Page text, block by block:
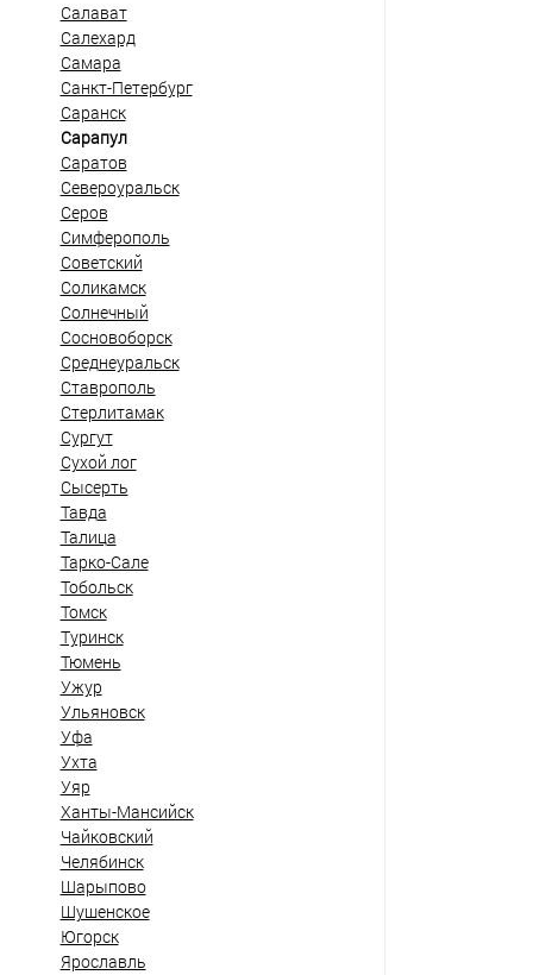
Салават
Салехард
Самара
Санкт-Петербург
Саранск
Сарапул
Саратов
Североуральск
Серов
Симферополь
Советский
Соликамск
Солнечный
Сосновоборск
Среднеуральск
Ставрополь
Стерлитамак
Сургут
Сухой лог
Сысерть
Тавда
Талица
Тарко-Сале
Тобольск
Томск
Туринск
Тюмень
Ужур
Ульяновск
Уфа
Ухта
Уяр
Ханты-Мансийск
Чайковский
Челябинск
Шарыпово
Шушенское
Югорск
Ярославль